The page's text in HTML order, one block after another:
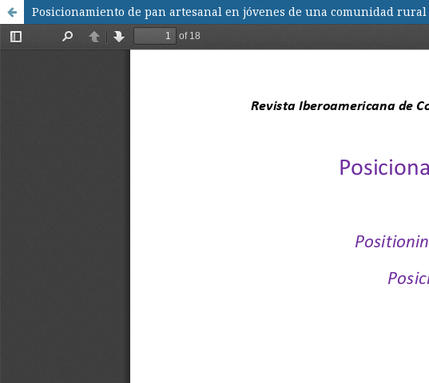
Posicionamiento de pan artesanal en jóvenes de una comunidad